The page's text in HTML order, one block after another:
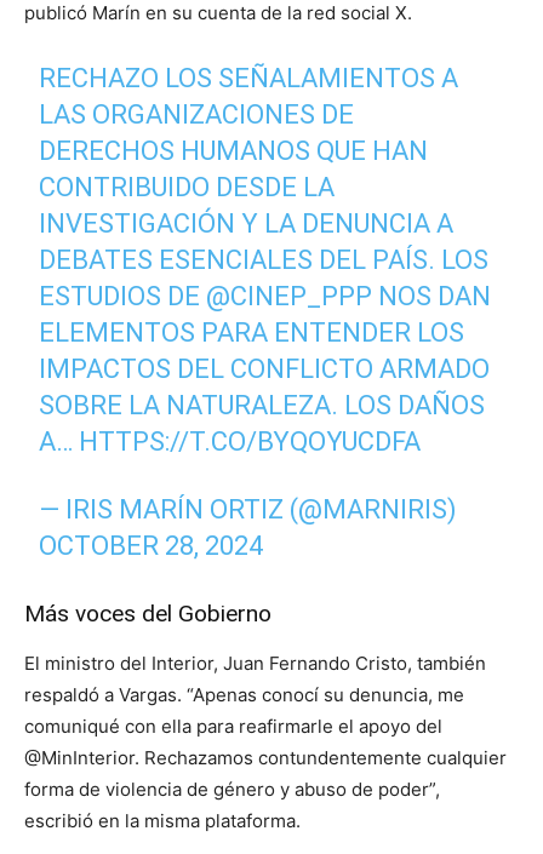
publicó Marín en su cuenta de la red social X.
RECHAZO LOS SEÑALAMIENTOS A
LAS ORGANIZACIONES DE
DERECHOS HUMANOS QUE HAN
CONTRIBUIDO DESDE LA
INVESTIGACIÓN Y LA DENUNCIA A
DEBATES ESENCIALES DEL PAÍS. LOS
ESTUDIOS DE @CINEP_PPP NOS DAN
ELEMENTOS PARA ENTENDER LOS
IMPACTOS DEL CONFLICTO ARMADO
SOBRE LA NATURALEZA. LOS DAÑOS
A… HTTPS://T.CO/BYQOYUCDFA
— IRIS MARÍN ORTIZ (@MARNIRIS)
OCTOBER 28, 2024
Más voces del Gobierno
El ministro del Interior, Juan Fernando Cristo, también
respaldó a Vargas. “Apenas conocí su denuncia, me
comuniqué con ella para reafirmarle el apoyo del
@MinInterior. Rechazamos contundentemente cualquier
forma de violencia de género y abuso de poder”,
escribió en la misma plataforma.